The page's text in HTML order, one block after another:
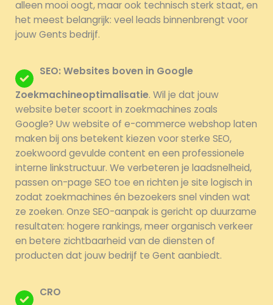
alleen mooi oogt, maar ook technisch sterk staat, en
het meest belangrijk: veel leads binnenbrengt voor
jouw Gents bedrijf.
SEO: Websites boven in Google
Zoekmachineoptimalisatie. Wil je dat jouw
website beter scoort in zoekmachines zoals
Google? Uw website of e-commerce webshop laten
maken bij ons betekent kiezen voor sterke SEO,
zoekwoord gevulde content en een professionele
interne linkstructuur. We verbeteren je laadsnelheid,
passen on-page SEO toe en richten je site logisch in
zodat zoekmachines én bezoekers snel vinden wat
ze zoeken. Onze SEO-aanpak is gericht op duurzame
resultaten: hogere rankings, meer organisch verkeer
en betere zichtbaarheid van de diensten of
producten dat jouw bedrijf te Gent aanbiedt.
CRO